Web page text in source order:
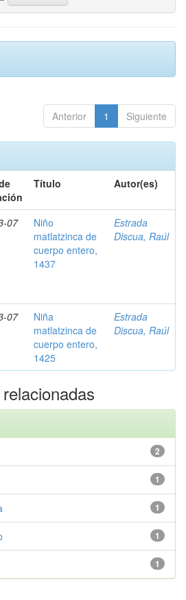
Anterior 1 Siguiente
Título Autor(es)
07
Niño
matlatzinca de
cuerpo entero,
1437
Estrada
Discua, Raúl
07
Niña
matlatzinca de
cuerpo entero,
1425
Estrada
Discua, Raúl
2
1
1
1
1